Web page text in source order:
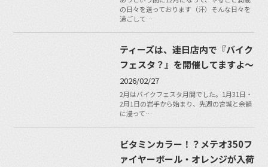
の日々を送っております（汗）そんな日々を
過ごして…
ティーズは、連日店内で『バイク
フェスタ？』を開催してますよ〜
2026/02/27
2月はバイクフェスタ月間でした。1月31日・
2月1日の岩手から始まり、先週の宮城と余韻
に浸って…
ビタミンカラー！？メテオ350フ
ァイヤーボール・オレンジが入荷